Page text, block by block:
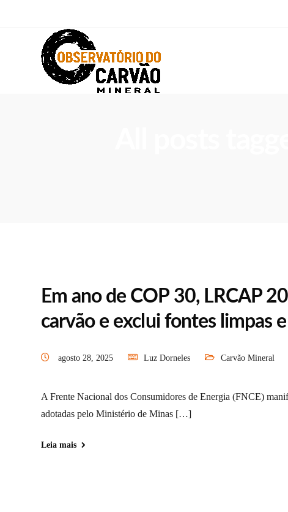
Em ano de COP 30, LRCAP
carvão e exclui fontes limpas
agosto 28, 2025 Luz Dorneles Carvão Mineral
A Frente Nacional dos Consumidores de Energia (FNCE)
adotadas pelo Ministério de Minas […]
Leia mais